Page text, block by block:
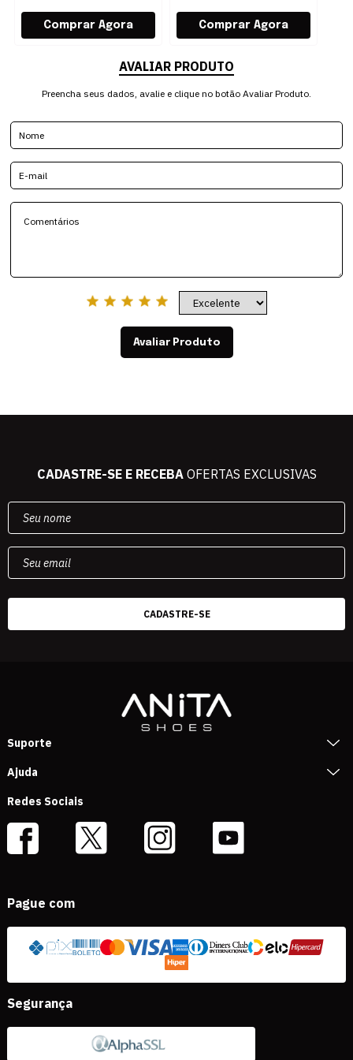
AVALIAR PRODUTO
Preencha seus dados, avalie e clique no botão Avaliar Produto.
Avaliar Produto
CADASTRE-SE E RECEBAOFERTAS EXCLUSIVAS
Suporte
Ajuda
Redes Sociais
Pague com
Segurança